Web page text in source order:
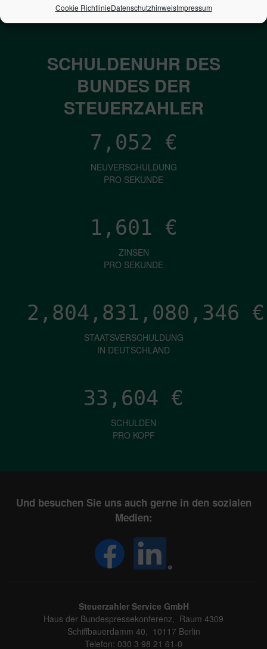
Cookie RichtlinieDatenschutzhinweisImpressum
SCHULDENUHR DES
BUNDES DER
STEUERZAHLER
7,052 €
NEUVERSCHULDUNG
PRO SEKUNDE
1,601 €
ZINSEN
PRO SEKUNDE
2,804,831,082,032 €
STAATSVERSCHULDUNG
IN DEUTSCHLAND
33,604 €
SCHULDEN
PRO KOPF
Und besuchen Sie uns auch gerne in den sozialen
Medien:
Steuerzahler Service GmbH
Haus der Bundespressekonferenz, Raum 4309
Schiffbauerdamm 40, 10117 Berlin
Telefon: 030 3 98 21 61-0